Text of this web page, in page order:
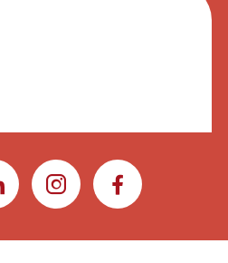
INSTAGRAMFACEBOOK